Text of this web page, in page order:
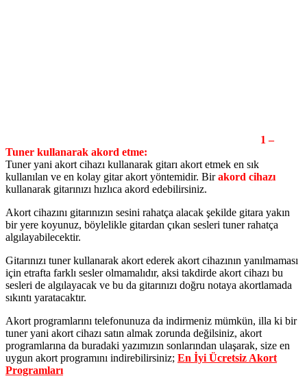
1 –
Tuner kullanarak akord etme:
Tuner yani akort cihazı kullanarak gitarı akort etmek en sık
kullanılan ve en kolay gitar akort yöntemidir. Birakord cihazı
kullanarak gitarınızı hızlıca akord edebilirsiniz.
Akort cihazını gitarınızın sesini rahatça alacak şekilde gitara yakın
bir yere koyunuz, böylelikle gitardan çıkan sesleri tuner rahatça
algılayabilecektir.
Gitarınızı tuner kullanarak akort ederek akort cihazının yanılmaması
için etrafta farklı sesler olmamalıdır, aksi takdirde akort cihazı bu
sesleri de algılayacak ve bu da gitarınızı doğru notaya akortlamada
sıkıntı yaratacaktır.
Akort programlarını telefonunuza da indirmeniz mümkün, illa ki bir
tuner yani akort cihazı satın almak zorunda değilsiniz, akort
programlarına da buradaki yazımızın sonlarından ulaşarak, size en
uygun akort programını indirebilirsiniz; En İyi Ücretsiz Akort
Programları